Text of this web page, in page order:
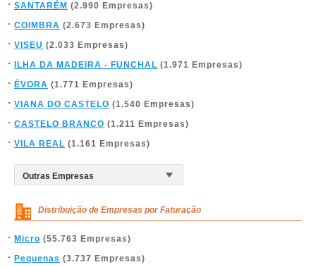
SANTARÉM (2.990 Empresas)
COIMBRA (2.673 Empresas)
VISEU (2.033 Empresas)
ILHA DA MADEIRA - FUNCHAL (1.971 Empresas)
ÉVORA (1.771 Empresas)
VIANA DO CASTELO (1.540 Empresas)
CASTELO BRANCO (1.211 Empresas)
VILA REAL (1.161 Empresas)
Distribuição de Empresas por Faturação
Micro (55.763 Empresas)
Pequenas (3.737 Empresas)